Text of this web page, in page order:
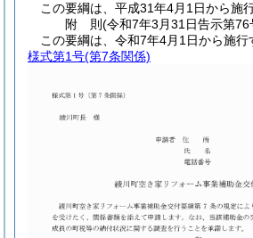
この要綱は、平成31年4月1日から施行
附 則(令和7年3月31日告示第76
この要綱は、令和7年4月1日から施行
様式第1号(第7条関係)